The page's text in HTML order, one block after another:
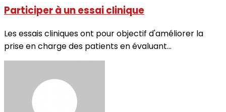
Participer à un essai clinique
Les essais cliniques ont pour objectif d'améliorer la
prise en charge des patients en évaluant...